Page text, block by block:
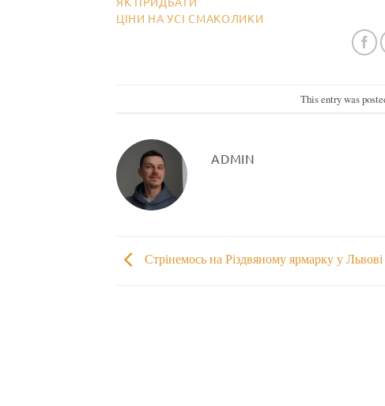
ЦІНИ НА УСІ СМАКОЛИКИ
This entry was
ADMIN
Стрінемось на Різдвяному ярмарку у Львові